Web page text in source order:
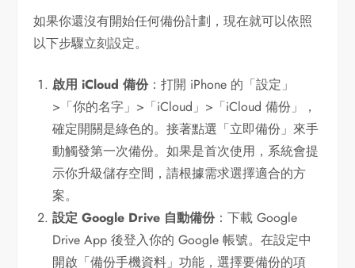
如果你還沒有開始任何備份計劃，現在就可以依照
以下步驟立刻設定。
啟用 iCloud 備份：打開 iPhone 的「設定」
>「你的名字」>「iCloud」>「iCloud 備份」，
確定開關是綠色的。接著點選「立即備份」來手
動觸發第一次備份。如果是首次使用，系統會提
示你升級儲存空間，請根據需求選擇適合的方
案。
設定 Google Drive 自動備份：下載 Google
Drive App 後登入你的 Google 帳號。在設定中
開啟「備份手機資料」功能，選擇要備份的項